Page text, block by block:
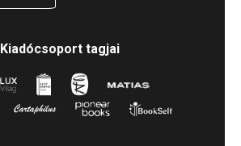
Kiadócsoport tagjai